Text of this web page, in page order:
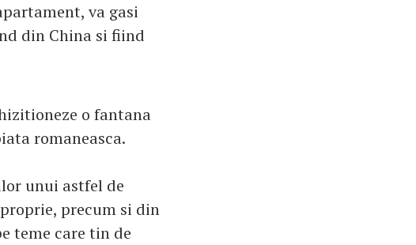
va gasi
din China si fiind
o fantana
romaneasca.
unui astfel de
precum si din
teme care tin de